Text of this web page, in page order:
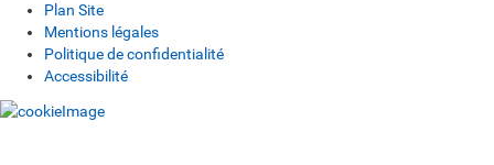
Plan Site
Mentions légales
Politique de confidentialité
Accessibilité